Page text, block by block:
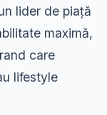
lider de piață
maximă,
care
lifestyle